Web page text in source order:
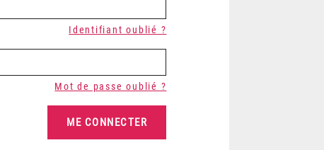
Identifiant oublié ?
Mot de passe oublié ?